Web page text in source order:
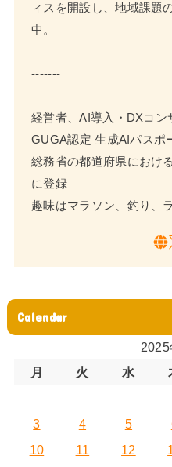
ィスを開設し、地域課題
中。
-------
経営者、AI導入・DXコン
GUGA認定 生成AIパスポ
総務省の都道府県におけ
に登録
趣味はマラソン、釣り、
Calendar
2025
月
火 水
3
4 5
10
11 12